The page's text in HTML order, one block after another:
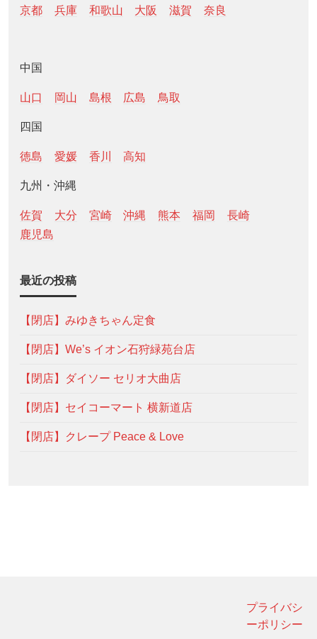
京都 兵庫 和歌山 大阪 滋賀 奈良
中国
山口 岡山 島根 広島 鳥取
四国
徳島 愛媛 香川 高知
九州・沖縄
佐賀 大分 宮崎 沖縄 熊本 福岡
長崎
鹿児島
最近の投稿
【閉店】みゆきちゃん定食
【閉店】We’s イオン石狩緑苑台店
【閉店】ダイソー セリオ大曲店
【閉店】セイコーマート 横新道店
【閉店】クレープ Peace & Love
プライバシ
ーポリシー